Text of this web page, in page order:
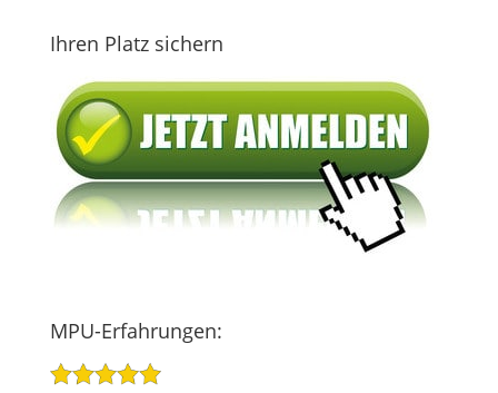
Ihren Platz sichern
MPU-Erfahrungen: